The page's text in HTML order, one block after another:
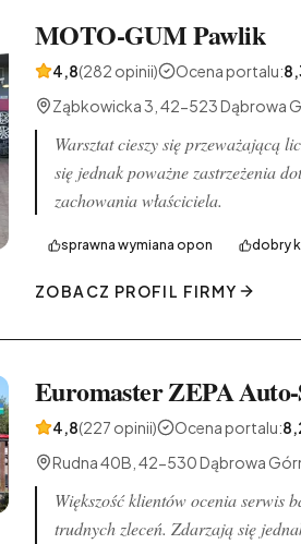
MOTO-GUM Pawlik
4,8(282 opinii) Ocena portalu:
Ząbkowicka 3, 42-523 Dąbrowa
Warsztat cieszy się przeważającą
się jednak poważne zastrzeżenia
zachowania właściciela.
sprawna wymiana opon dobry
ZOBACZ PROFIL FIRMY
Euromaster ZEPA
4,8(227 opinii) Ocena portalu:
Rudna 40B, 42-530 Dąbrowa
Większość klientów ocenia serwis
trudnych zleceń. Zdarzają się